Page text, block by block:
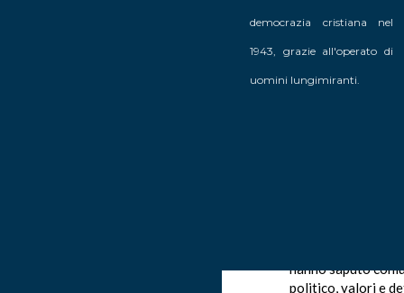
*Le donne della
hanno saputo
politico, valori e
democrazia cristiana nel
1943, grazie all'operato di
uomini lungimiranti.